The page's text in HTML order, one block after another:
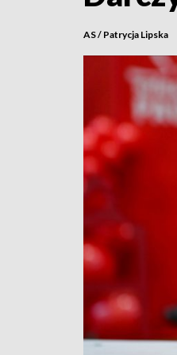
AS / Patrycja Lipska